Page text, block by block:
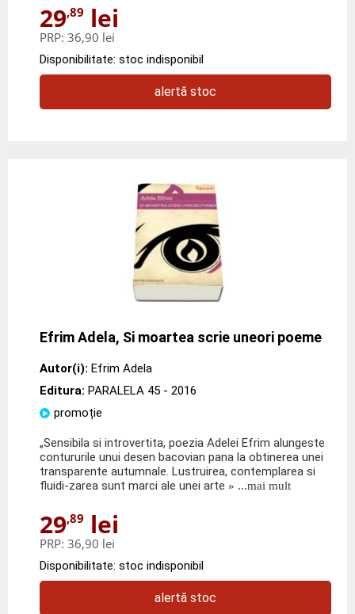
29,89 lei
PRP: 36,90 lei
Disponibilitate: stoc indisponibil
alertă stoc
Efrim Adela, Si moartea scrie uneori poeme
Autor(i): Efrim Adela
Editura: PARALELA 45 - 2016
promoție
„Sensibila si introvertita, poezia Adelei Efrim alungeste
contururile unui desen bacovian pana la obtinerea unei
transparente autumnale. Lustruirea, contemplarea si
fluidi-zarea sunt marci ale unei arte » ...mai mult
29,89 lei
PRP: 36,90 lei
Disponibilitate: stoc indisponibil
alertă stoc